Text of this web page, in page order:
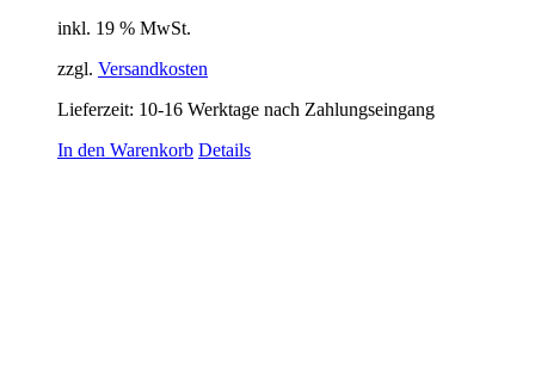
inkl. 19 % MwSt.
zzgl. Versandkosten
Lieferzeit: 10-16 Werktage nach Zahlungseingang
In den Warenkorb Details